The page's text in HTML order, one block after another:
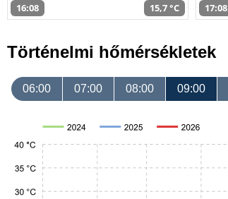
16:08 15,7 °C 17:08
Történelmi hőmérsékletek
06:00 07:00 08:00 09:00